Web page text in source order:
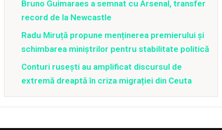
Bruno Guimaraes a semnat cu Arsenal, transfer
record de la Newcastle
Radu Miruță propune menținerea premierului și
schimbarea miniștrilor pentru stabilitate politică
Conturi rusești au amplificat discursul de
extremă dreaptă în criza migrației din Ceuta